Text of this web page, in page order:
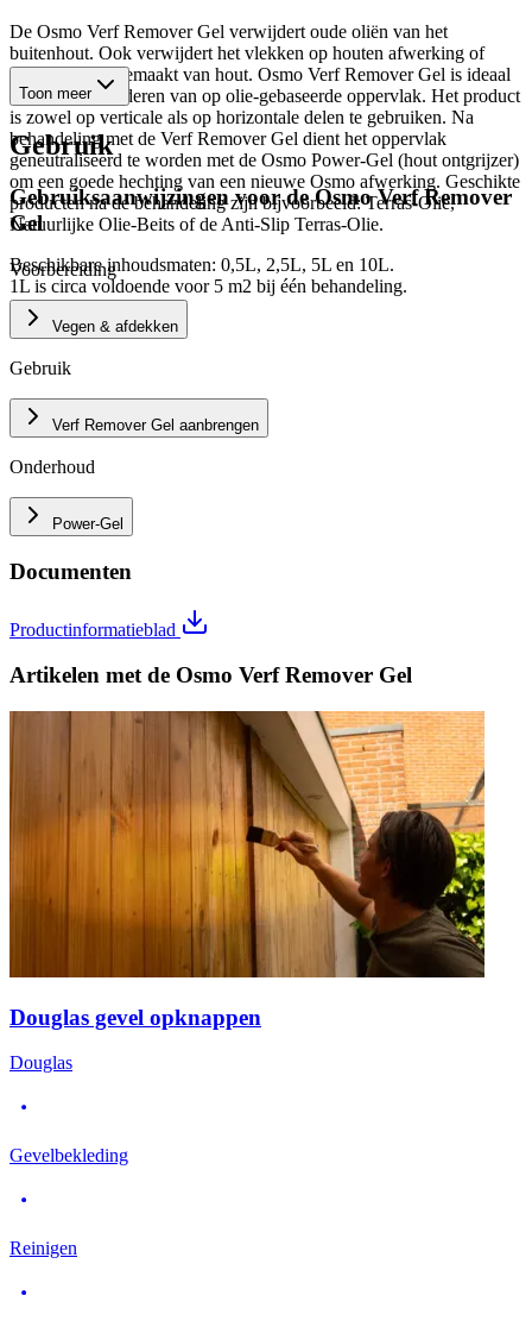
De Osmo Verf Remover Gel verwijdert oude oliën van het
buitenhout. Ook verwijdert het vlekken op houten afwerking of
tuinmeubelen gemaakt van hout. Osmo Verf Remover Gel is ideaal
voor het verwijderen van op olie-gebaseerde oppervlak. Het product
is zowel op verticale als op horizontale delen te gebruiken. Na
behandeling met de Verf Remover Gel dient het oppervlak
geneutraliseerd te worden met de Osmo Power-Gel (hout ontgrijzer)
om een goede hechting van een nieuwe Osmo afwerking. Geschikte
producten na de behandeling zijn bijvoorbeeld: Terras-Olie,
Natuurlijke Olie-Beits of de Anti-Slip Terras-Olie.
Beschikbare inhoudsmaten: 0,5L, 2,5L, 5L en 10L.
1L is circa voldoende voor 5 m2 bij één behandeling.
Toon meer
Gebruik
Gebruiksaanwijzingen voor deOsmo Verf Remover
Gel
Voorbereiding
Vegen & afdekken
Gebruik
Verf Remover Gel aanbrengen
Onderhoud
Power-Gel
Documenten
Productinformatieblad
Artikelen met de Osmo Verf Remover Gel
Douglas gevel opknappen
Douglas
Gevelbekleding
Reinigen